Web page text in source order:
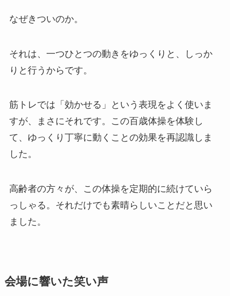
なぜきついのか。
それは、一つひとつの動きをゆっくりと、しっか
りと行うからです。
筋トレでは「効かせる」という表現をよく使いま
すが、まさにそれです。この百歳体操を体験し
て、ゆっくり丁寧に動くことの効果を再認識しま
した。
高齢者の方々が、この体操を定期的に続けていら
っしゃる。それだけでも素晴らしいことだと思い
ました。
会場に響いた笑い声